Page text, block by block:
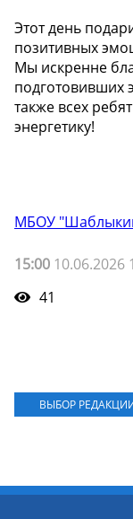
Этот день
позитивных
Мы искренне
подготовивших
также всех
энергетику!
МБОУ
15:00 10.06.2026
41
ВЫБОР